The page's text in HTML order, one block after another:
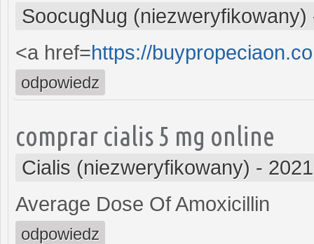
SoocugNug (niezweryfikowany)
<a href=https://
odpowiedz
comprar cialis 5 mg online
Cialis (niezweryfikowany) -
Average Dose Of Amoxicillin
odpowiedz